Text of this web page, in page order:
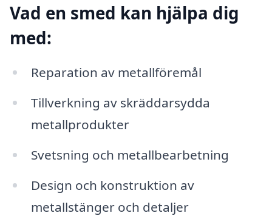
Vad en smed kan hjälpa dig
med:
Reparation av metallföremål
Tillverkning av skräddarsydda
metallprodukter
Svetsning och metallbearbetning
Design och konstruktion av
metallstänger och detaljer